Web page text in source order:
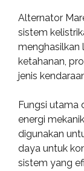
Alternator
sistem
menghasilkan
ketahanan,
jenis
Fungsi utama
energi
digunakan
daya untuk
sistem yang